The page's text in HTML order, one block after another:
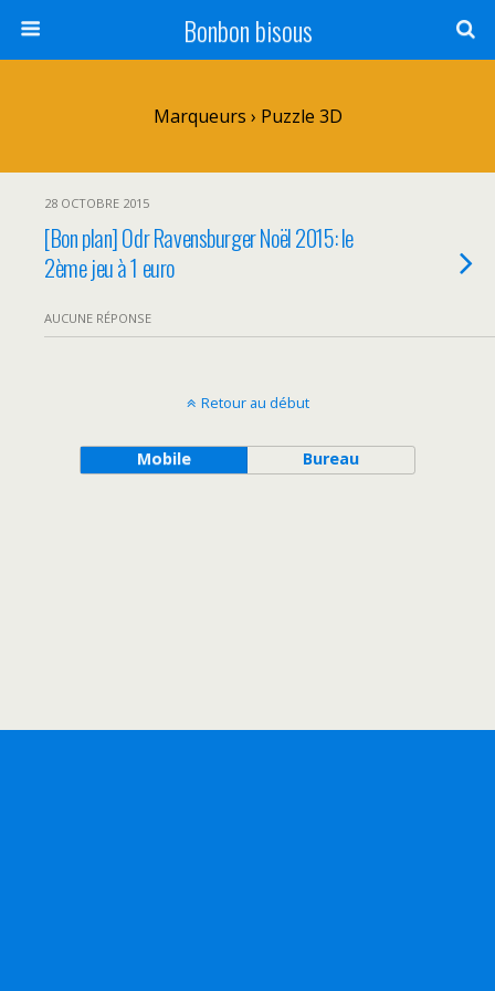
Bonbon bisous
Marqueurs › Puzzle 3D
28 OCTOBRE 2015
[Bon plan] Odr Ravensburger Noël 2015: le
2ème jeu à 1 euro
AUCUNE RÉPONSE
Retour au début
Mobile Bureau